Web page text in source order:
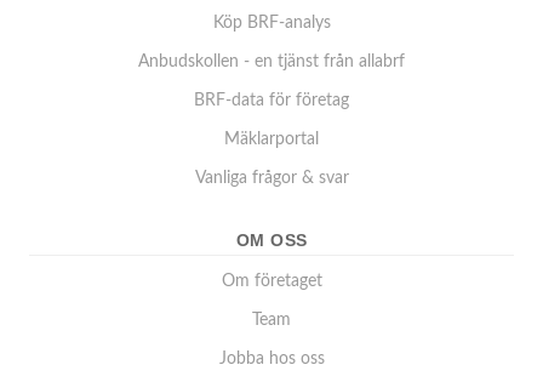
Köp BRF-analys
Anbudskollen - en tjänst från allabrf
BRF-data för företag
Mäklarportal
Vanliga frågor & svar
OM OSS
Om företaget
Team
Jobba hos oss